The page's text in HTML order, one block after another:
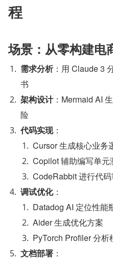
程
场景：从零构建电
需求分析：用 Claude 3
书
架构设计：Mermaid AI
险
代码实现：
Cursor 生成核心业务
Copilot 辅助编写单元
CodeRabbit 进行代
调试优化：
Datadog AI 定位性能
Aider 生成优化方案
PyTorch Profiler 分析
文档部署 ：